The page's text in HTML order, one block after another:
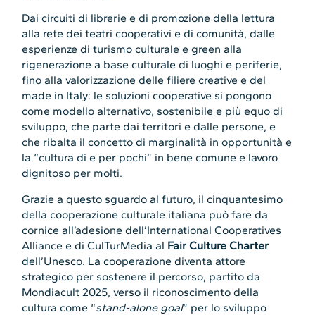
Dai circuiti di librerie e di promozione della lettura
alla rete dei teatri cooperativi e di comunità, dalle
esperienze di turismo culturale e green alla
rigenerazione a base culturale di luoghi e periferie,
fino alla valorizzazione delle filiere creative e del
made in Italy: le soluzioni cooperative si pongono
come modello alternativo, sostenibile e più equo di
sviluppo, che parte dai territori e dalle persone, e
che ribalta il concetto di marginalità in opportunità e
la “cultura di e per pochi” in bene comune e lavoro
dignitoso per molti.
Grazie a questo sguardo al futuro, il cinquantesimo
della cooperazione culturale italiana può fare da
cornice all’adesione dell’International Cooperatives
Alliance e di CulTurMedia al Fair Culture Charter
dell’Unesco. La cooperazione diventa attore
strategico per sostenere il percorso, partito da
Mondiacult 2025, verso il riconoscimento della
cultura come “stand-alone goal” per lo sviluppo